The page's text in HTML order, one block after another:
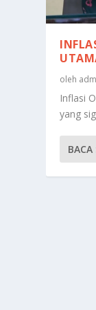
oleh
Inflasi
yang
BACA